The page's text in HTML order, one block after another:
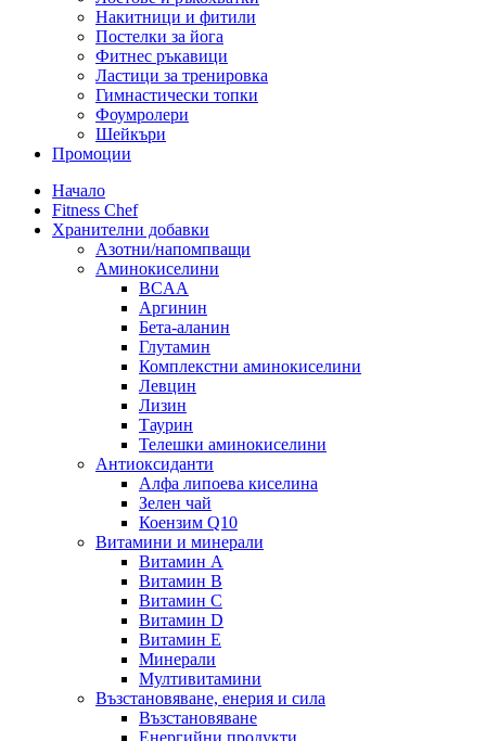
Накитници и фитили
Постелки за йога
Фитнес ръкавици
Ластици за тренировка
Гимнастически топки
Фоумролери
Шейкъри
Промоции
Начало
Fitness Chef
Хранителни добавки
Азотни/напомпващи
Аминокиселини
BCAA
Аргинин
Бета-аланин
Глутамин
Комплекстни аминокиселини
Левцин
Лизин
Таурин
Телешки аминокиселини
Антиоксиданти
Алфа липоева киселина
Зелен чай
Коензим Q10
Витамини и минерали
Витамин А
Витамин B
Витамин C
Витамин D
Витамин E
Минерали
Мултивитамини
Възстановяване, енерия и сила
Възстановяване
Енергийни продукти